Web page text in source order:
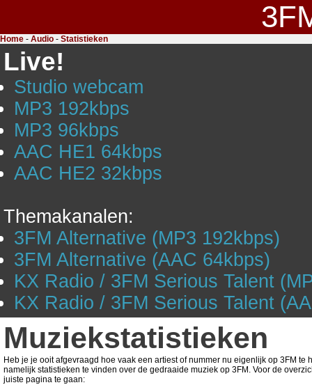
Home - Audio - Statistieken
Live!
Studio webcam
MP3 192kbps
MP3 96kbps
AAC HE1 64kbps
AAC HE2 32kbps
Themakanalen:
3FM Alternative (MP3 192kbps)
3FM Alternative (AAC 64kbps)
KX Radio / 3FM Serious Talent
KX Radio / 3FM Serious Talent
Muziekstatistieken
Heb je je ooit afgevraagd hoe vaak een artiest of nummer nu eigenlijk op 3FM
namelijk statistieken te vinden over de gedraaide muziek op 3FM. Voor de
juiste pagina te gaan: